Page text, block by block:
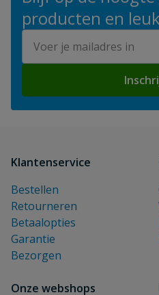
producten en
Klantenservice
Bestellen
Retourneren
Betaalopties
Garantie
Bezorgen
Onze webshops